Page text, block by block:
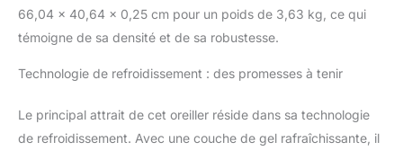
personnalisées : conçu
dormeurs, notre oreiller
dispose de 2 hauteurs
de contour différentes de
que vous pouvez choisir
celui qui convient le
66,04 x 40,64 x 0,25 cm pour un poids de 3,63 kg, ce qui
témoigne de sa densité et de sa robustesse.
Technologie de refroidissement : des promesses à tenir
Le principal attrait de cet oreiller réside dans sa technologie
de refroidissement. Avec une couche de gel rafraîchissante, il